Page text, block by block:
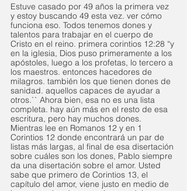
Estuve casado por 49 años la primera vez
y estoy buscando 49 esta vez. ver cómo
funciona eso. Todos tenemos dones y
talentos para trabajar en el cuerpo de
Cristo en el reino. primera corintios 12:28 “y
en la iglesia, Dios puso primeramente a los
apóstoles, luego a los profetas, lo tercero a
los maestros. entonces hacedores de
milagros. también los que tienen dones de
sanidad. aquellos capaces de ayudar a
otros.`` Ahora bien, esa no es una lista
completa. hay aún más en el resto de esa
escritura, pero hay muchos dones.
Mientras lee en Romanos 12 y en 1
Corintios 12 donde encontrará un par de
listas más largas, al final de esa disertación
sobre cuáles son los dones, Pablo siempre
da una disertación sobre el amor. Usted
sabe que primero de Corintios 13, el
capítulo del amor, viene justo en medio de